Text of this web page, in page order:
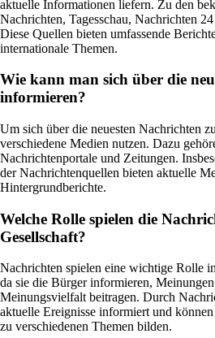
aktuelle Informationen liefern. Zu den
Nachrichten, Tagesschau, Nachrichten
Diese Quellen bieten umfassende
internationale Themen.
Wie kann man sich über die
informieren?
Um sich über die neuesten Nachrichten
verschiedene Medien nutzen. Dazu
Nachrichtenportale und Zeitungen.
der Nachrichtenquellen bieten aktuelle
Hintergrundberichte.
Welche Rolle spielen die
Gesellschaft?
Nachrichten spielen eine wichtige Rolle
da sie die Bürger informieren,
Meinungsvielfalt beitragen. Durch
aktuelle Ereignisse informiert und
zu verschiedenen Themen bilden.